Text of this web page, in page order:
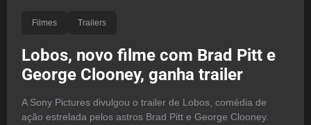
Filmes Trailers
Lobos, novo filme com Brad Pitt e
George Clooney, ganha trailer
A Sony Pictures divulgou o trailer de Lobos, comédia de
ação estrelada pelos astros Brad Pitt e George Clooney.